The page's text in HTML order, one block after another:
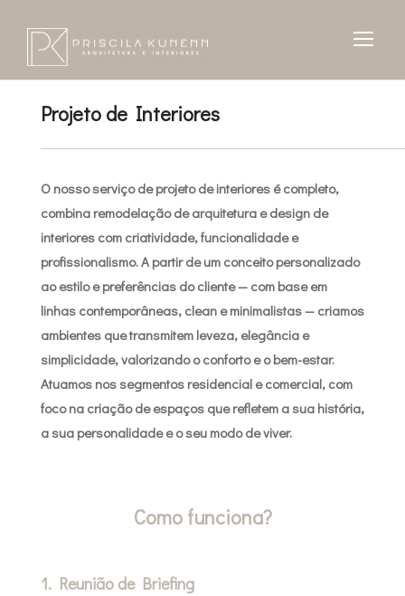
Projeto de Interiores
O nosso serviço de projeto de interiores é completo,
combina remodelação de arquitetura e design de
interiores com criatividade, funcionalidade e
profissionalismo. A partir de um conceito personalizado
ao estilo e preferências do cliente — com base em
linhas contemporâneas, clean e minimalistas — criamos
ambientes que transmitem leveza, elegância e
simplicidade, valorizando o conforto e o bem-estar.
Atuamos nos segmentos residencial e comercial, com
foco na criação de espaços que refletem a sua história,
a sua personalidade e o seu modo de viver.
Como funciona?
1. Reunião de Briefing